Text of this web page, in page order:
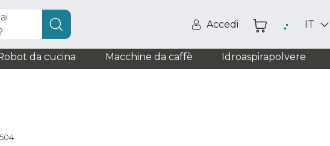
Accedi IT
da cucina Macchine da caffè Idroaspirapolvere